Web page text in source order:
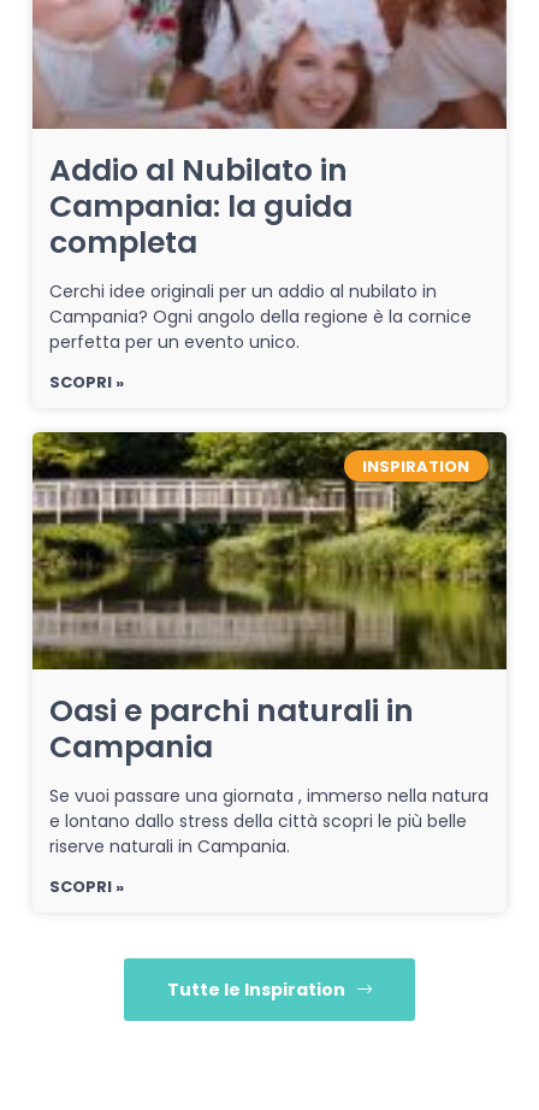
Addio al Nubilato in
Campania: la guida
completa
Cerchi idee originali per un addio al nubilato in
Campania? Ogni angolo della regione è la cornice
perfetta per un evento unico.
SCOPRI »
INSPIRATION
Oasi e parchi naturali in
Campania
Se vuoi passare una giornata , immerso nella natura
e lontano dallo stress della città scopri le più belle
riserve naturali in Campania.
SCOPRI »
Tutte le Inspiration